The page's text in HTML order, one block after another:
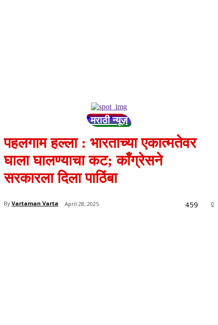
मराठी न्यूज़
पहलगाम हल्ला : भारताच्या एकात्मतेवर
घाला घालण्याचा कट; काँग्रेसने
सरकारला दिला पाठिंबा
By Vartaman Varta April 28, 2025 0
459